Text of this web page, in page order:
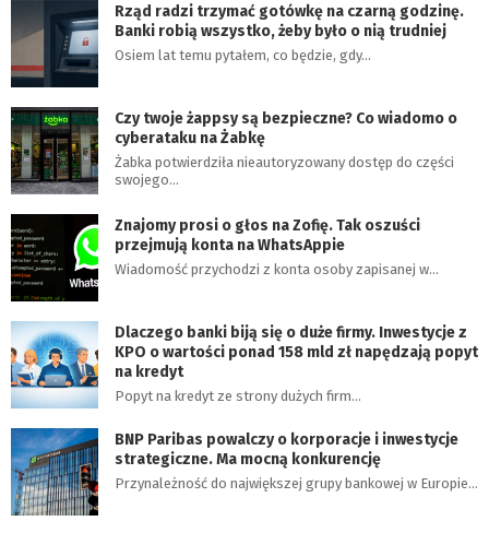
Rząd radzi trzymać gotówkę na czarną godzinę.
Banki robią wszystko, żeby było o nią trudniej
Osiem lat temu pytałem, co będzie, gdy…
Czy twoje żappsy są bezpieczne? Co wiadomo o
cyberataku na Żabkę
Żabka potwierdziła nieautoryzowany dostęp do części
swojego…
Znajomy prosi o głos na Zofię. Tak oszuści
przejmują konta na WhatsAppie
Wiadomość przychodzi z konta osoby zapisanej w…
Dlaczego banki biją się o duże firmy. Inwestycje z
KPO o wartości ponad 158 mld zł napędzają popyt
na kredyt
Popyt na kredyt ze strony dużych firm…
BNP Paribas powalczy o korporacje i inwestycje
strategiczne. Ma mocną konkurencję
Przynależność do największej grupy bankowej w Europie…